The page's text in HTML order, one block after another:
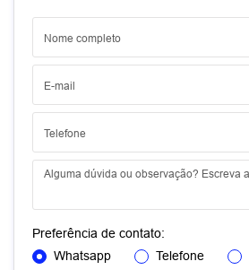
Preferência de contato:
Whatsapp
Telefone